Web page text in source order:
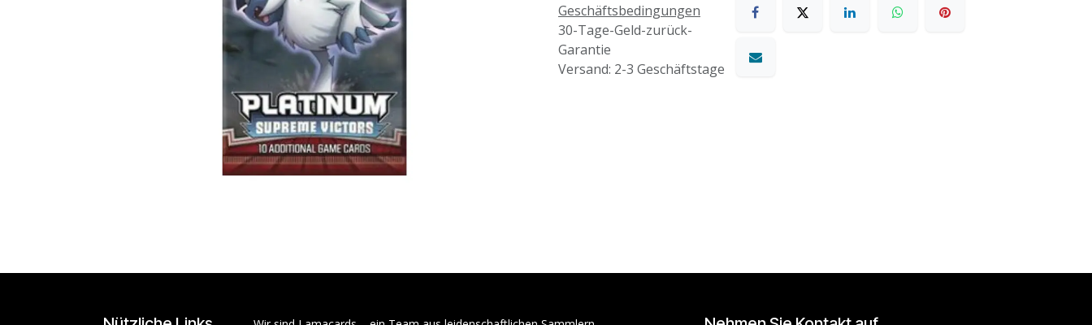
Geschäftsbedingungen
30-Tage-Geld-zurück-
Garantie
Versand: 2-3 Geschäftstage